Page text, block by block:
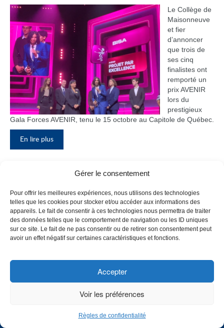
Gérer le consentement
Pour offrir les meilleures expériences, nous utilisons des technologies
telles que les cookies pour stocker et/ou accéder aux informations des
appareils. Le fait de consentir à ces technologies nous permettra de traiter
des données telles que le comportement de navigation ou les ID uniques
sur ce site. Le fait de ne pas consentir ou de retirer son consentement peut
avoir un effet négatif sur certaines caractéristiques et fonctions.
Accepter
Voir les préférences
Règles de confidentialité
Le Collège de
Maisonneuve
et fier
d’annoncer
que trois de
ses cinq
finalistes ont
remporté un
prix AVENIR
lors du
prestigieux
Gala Forces AVENIR, tenu le 15 octobre au Capitole de Québec.
En lire plus
bloc F
Le Collège de
Maisonneuve
a inauguré
CHOISISSEZ UN PROFIL